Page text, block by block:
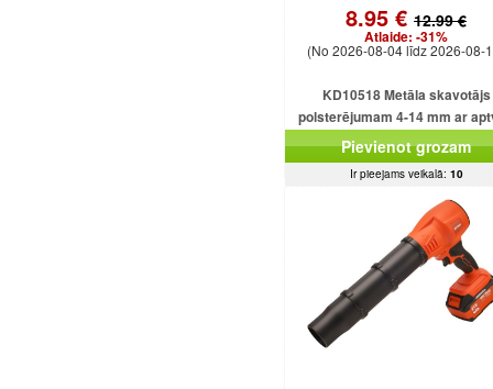
8.95 € 12.99 €
Atlaide: -31%
(No 2026-08-04 līdz 2026-08-
KD10518 Metāla skavotājs
polsterējumam 4-14 mm ar
150 skavām
Pievienot grozam
Ir pieejams veikalā: 10